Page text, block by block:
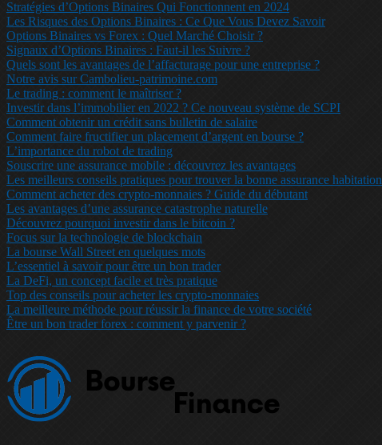
Stratégies d’Options Binaires Qui Fonctionnent en 2024
Les Risques des Options Binaires : Ce Que Vous Devez Savoir
Options Binaires vs Forex : Quel Marché Choisir ?
Signaux d’Options Binaires : Faut-il les Suivre ?
Quels sont les avantages de l’affacturage pour une entreprise ?
Notre avis sur Cambolieu-patrimoine.com
Le trading : comment le maîtriser ?
Investir dans l’immobilier en 2022 ? Ce nouveau système de SCPI
Comment obtenir un crédit sans bulletin de salaire
Comment faire fructifier un placement d’argent en bourse ?
L’importance du robot de trading
Souscrire une assurance mobile : découvrez les avantages
Les meilleurs conseils pratiques pour trouver la bonne assurance habitation
Comment acheter des crypto-monnaies ? Guide du débutant
Les avantages d’une assurance catastrophe naturelle
Découvrez pourquoi investir dans le bitcoin ?
Focus sur la technologie de blockchain
La bourse Wall Street en quelques mots
L’essentiel à savoir pour être un bon trader
La DeFi, un concept facile et très pratique
Top des conseils pour acheter les crypto-monnaies
La meilleure méthode pour réussir la finance de votre société
Être un bon trader forex : comment y parvenir ?